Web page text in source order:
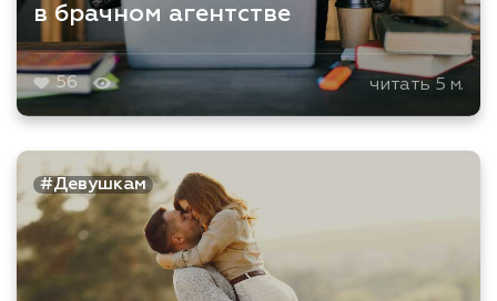
в брачном агентстве
56 читать 5 м.
#Девушкам